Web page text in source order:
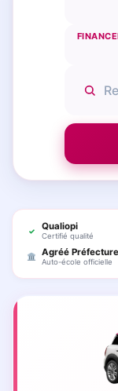
✓ Qualiopi
Certifié qualité
🏛 Agréé Préfecture
Auto-école officielle